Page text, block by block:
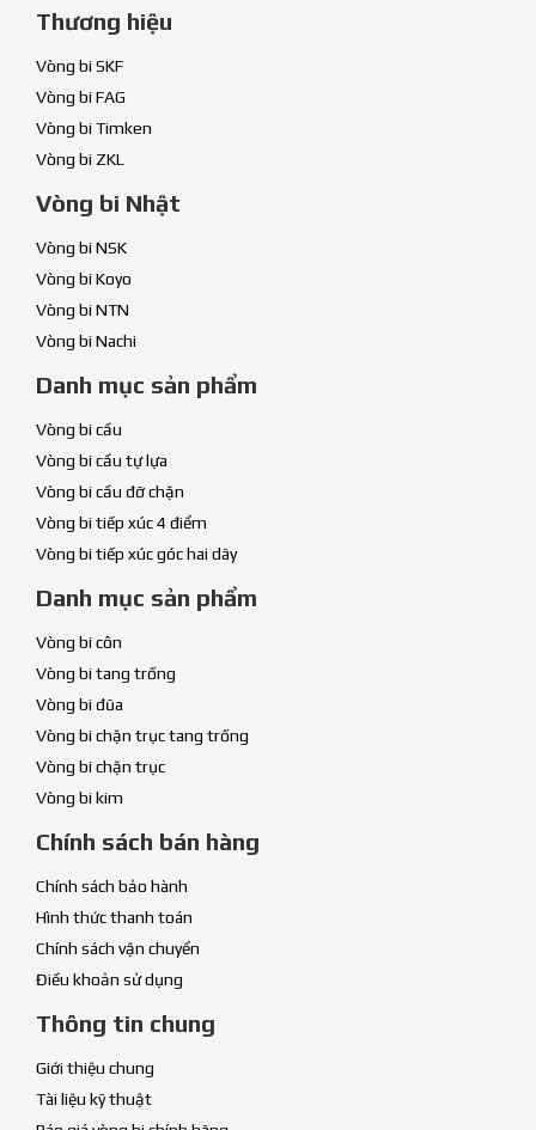
Thương hiệu
Vòng bi SKF
Vòng bi FAG
Vòng bi Timken
Vòng bi ZKL
Vòng bi Nhật
Vòng bi NSK
Vòng bi Koyo
Vòng bi NTN
Vòng bi Nachi
Danh mục sản phẩm
Vòng bi cầu
Vòng bi cầu tự lựa
Vòng bi cầu đỡ chặn
Vòng bi tiếp xúc 4 điểm
Vòng bi tiếp xúc góc hai dãy
Danh mục sản phẩm
Vòng bi côn
Vòng bi tang trống
Vòng bi đũa
Vòng bi chặn trục tang trống
Vòng bi chặn trục
Vòng bi kim
Chính sách bán hàng
Chính sách bảo hành
Hình thức thanh toán
Chính sách vận chuyển
Điều khoản sử dụng
Thông tin chung
Giới thiệu chung
Tài liệu kỹ thuật